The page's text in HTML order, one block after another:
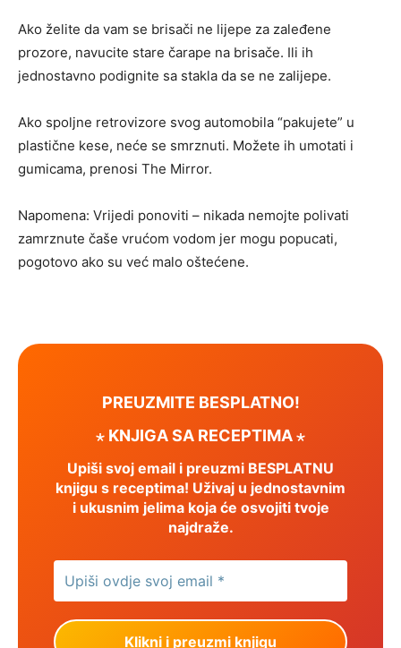
Ako želite da vam se brisači ne lijepe za zaleđene
prozore, navucite stare čarape na brisače. Ili ih
jednostavno podignite sa stakla da se ne zalijepe.
Ako spoljne retrovizore svog automobila “pakujete” u
plastične kese, neće se smrznuti. Možete ih umotati i
gumicama, prenosi The Mirror.
Napomena: Vrijedi ponoviti – nikada nemojte polivati ​​
zamrznute čaše vrućom vodom jer mogu popucati,
pogotovo ako su već malo oštećene.
PREUZMITE BESPLATNO!
⋆ KNJIGA SA RECEPTIMA ⋆
Upiši svoj email i preuzmi BESPLATNU
knjigu s receptima! Uživaj u jednostavnim
i ukusnim jelima koja će osvojiti tvoje
najdraže.